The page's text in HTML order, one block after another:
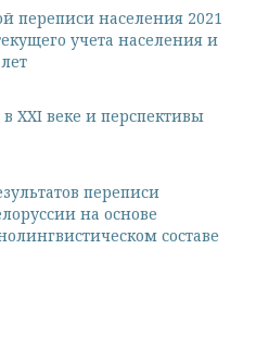
переписи населения 2021
учета населения и
XXI веке и перспективы
переписи
на основе
составе